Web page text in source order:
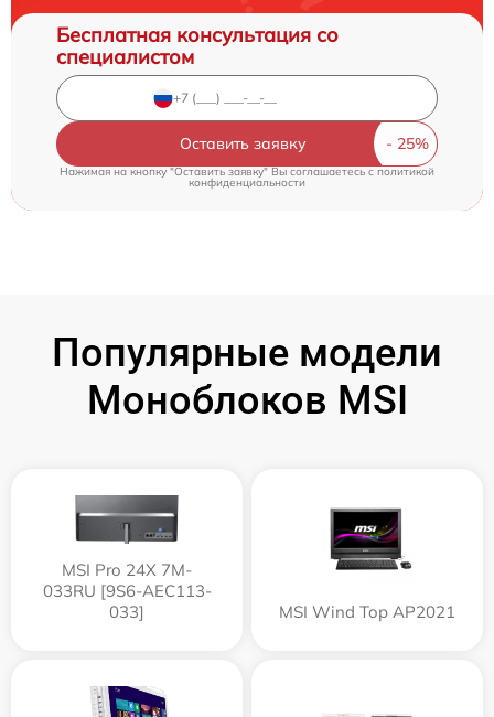
Бесплатная консультация со
специалистом
Оставить заявку
Нажимая на кнопку "Оставить заявку" Вы соглашаетесь cполитикой
конфиденциальности
Популярные модели
Моноблоков MSI
MSI Pro 24X 7M-
033RU [9S6-AEC113-
033]
MSI Wind Top AP2021